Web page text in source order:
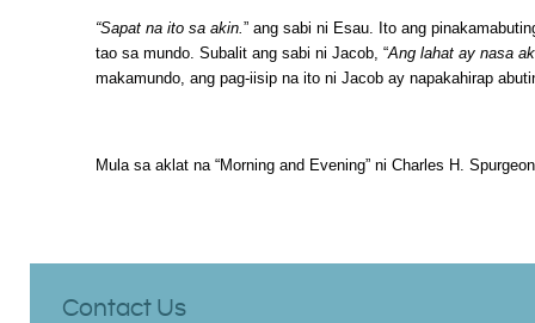
“Sapat na ito sa akin.” ang sabi ni Esau. Ito ang
tao sa mundo. Subalit ang sabi ni Jacob, “Ang lahat ay nasa
makamundo, ang pag-iisip na ito ni Jacob ay napakahirap
Mula sa aklat na “Morning and Evening” ni Charles H. Spurgeon
Contact Us